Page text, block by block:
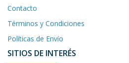
Contacto
Términos y Condiciones
Políticas de Envío
SITIOS DE INTERÉS